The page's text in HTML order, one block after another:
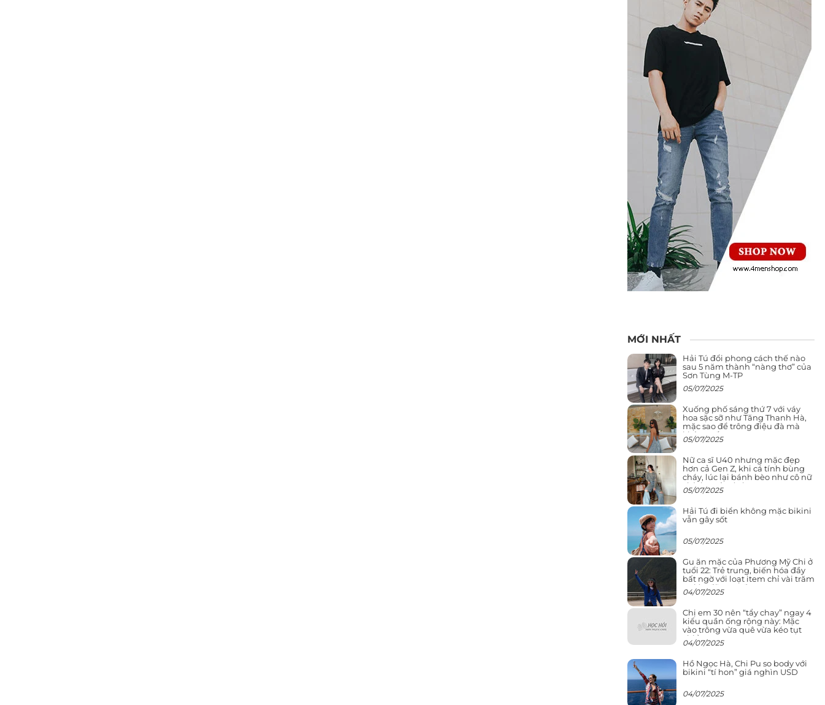
MỚI NHẤT
Hải Tú đổi phong cách thế nào
sau 5 năm thành “nàng thơ” của
Sơn Tùng M-TP
05/07/2025
Xuống phố sáng thứ 7 với váy
hoa sặc sỡ như Tăng Thanh Hà,
mặc sao để trông điệu đà mà
không sến
05/07/2025
Nữ ca sĩ U40 nhưng mặc đẹp
hơn cả Gen Z, khi cá tính bùng
cháy, lúc lại bánh bèo như cô nữ
chính ngôn tình
05/07/2025
Hải Tú đi biển không mặc bikini
vẫn gây sốt
05/07/2025
Gu ăn mặc của Phương Mỹ Chi ở
tuổi 22: Trẻ trung, biến hóa đầy
bất ngờ với loạt item chỉ vài trăm
nghìn đã mua được
04/07/2025
Chị em 30 nên “tẩy chay” ngay 4
kiểu quần ống rộng này: Mặc
vào trông vừa quê vừa kéo tụt
chiều cao
04/07/2025
Hồ Ngọc Hà, Chi Pu so body với
bikini “tí hon” giá nghìn USD
04/07/2025